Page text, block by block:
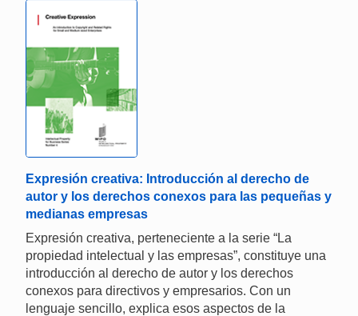
Expresión creativa: Introducción al derecho de
autor y los derechos conexos para las pequeñas y
medianas empresas
Expresión creativa, perteneciente a la serie “La
propiedad intelectual y las empresas”, constituye una
introducción al derecho de autor y los derechos
conexos para directivos y empresarios. Con un
lenguaje sencillo, explica esos aspectos de la